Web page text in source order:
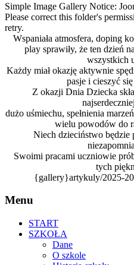
Simple Image Gallery Notice:
Please correct this folder's
retry.
Wspaniała atmosfera, doping
play sprawiły, że ten dzień
wszystkich
Każdy miał okazję aktywnie
pasje i cieszyć
Z okazji Dnia Dziecka
dużo uśmiechu, spełnienia
wielu powodów do
Niech dzieciństwo będzie
Swoimi pracami uczniowie
tych
{gallery}artykuly/2025-
Menu
START
SZKOŁA
Dane
O szkole